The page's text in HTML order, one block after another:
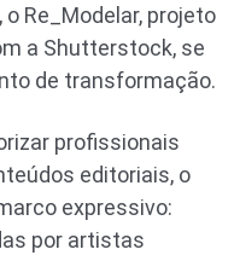
Re_Modelar, projeto
a Shutterstock, se
de transformação.
profissionais
editoriais, o
expressivo:
por artistas